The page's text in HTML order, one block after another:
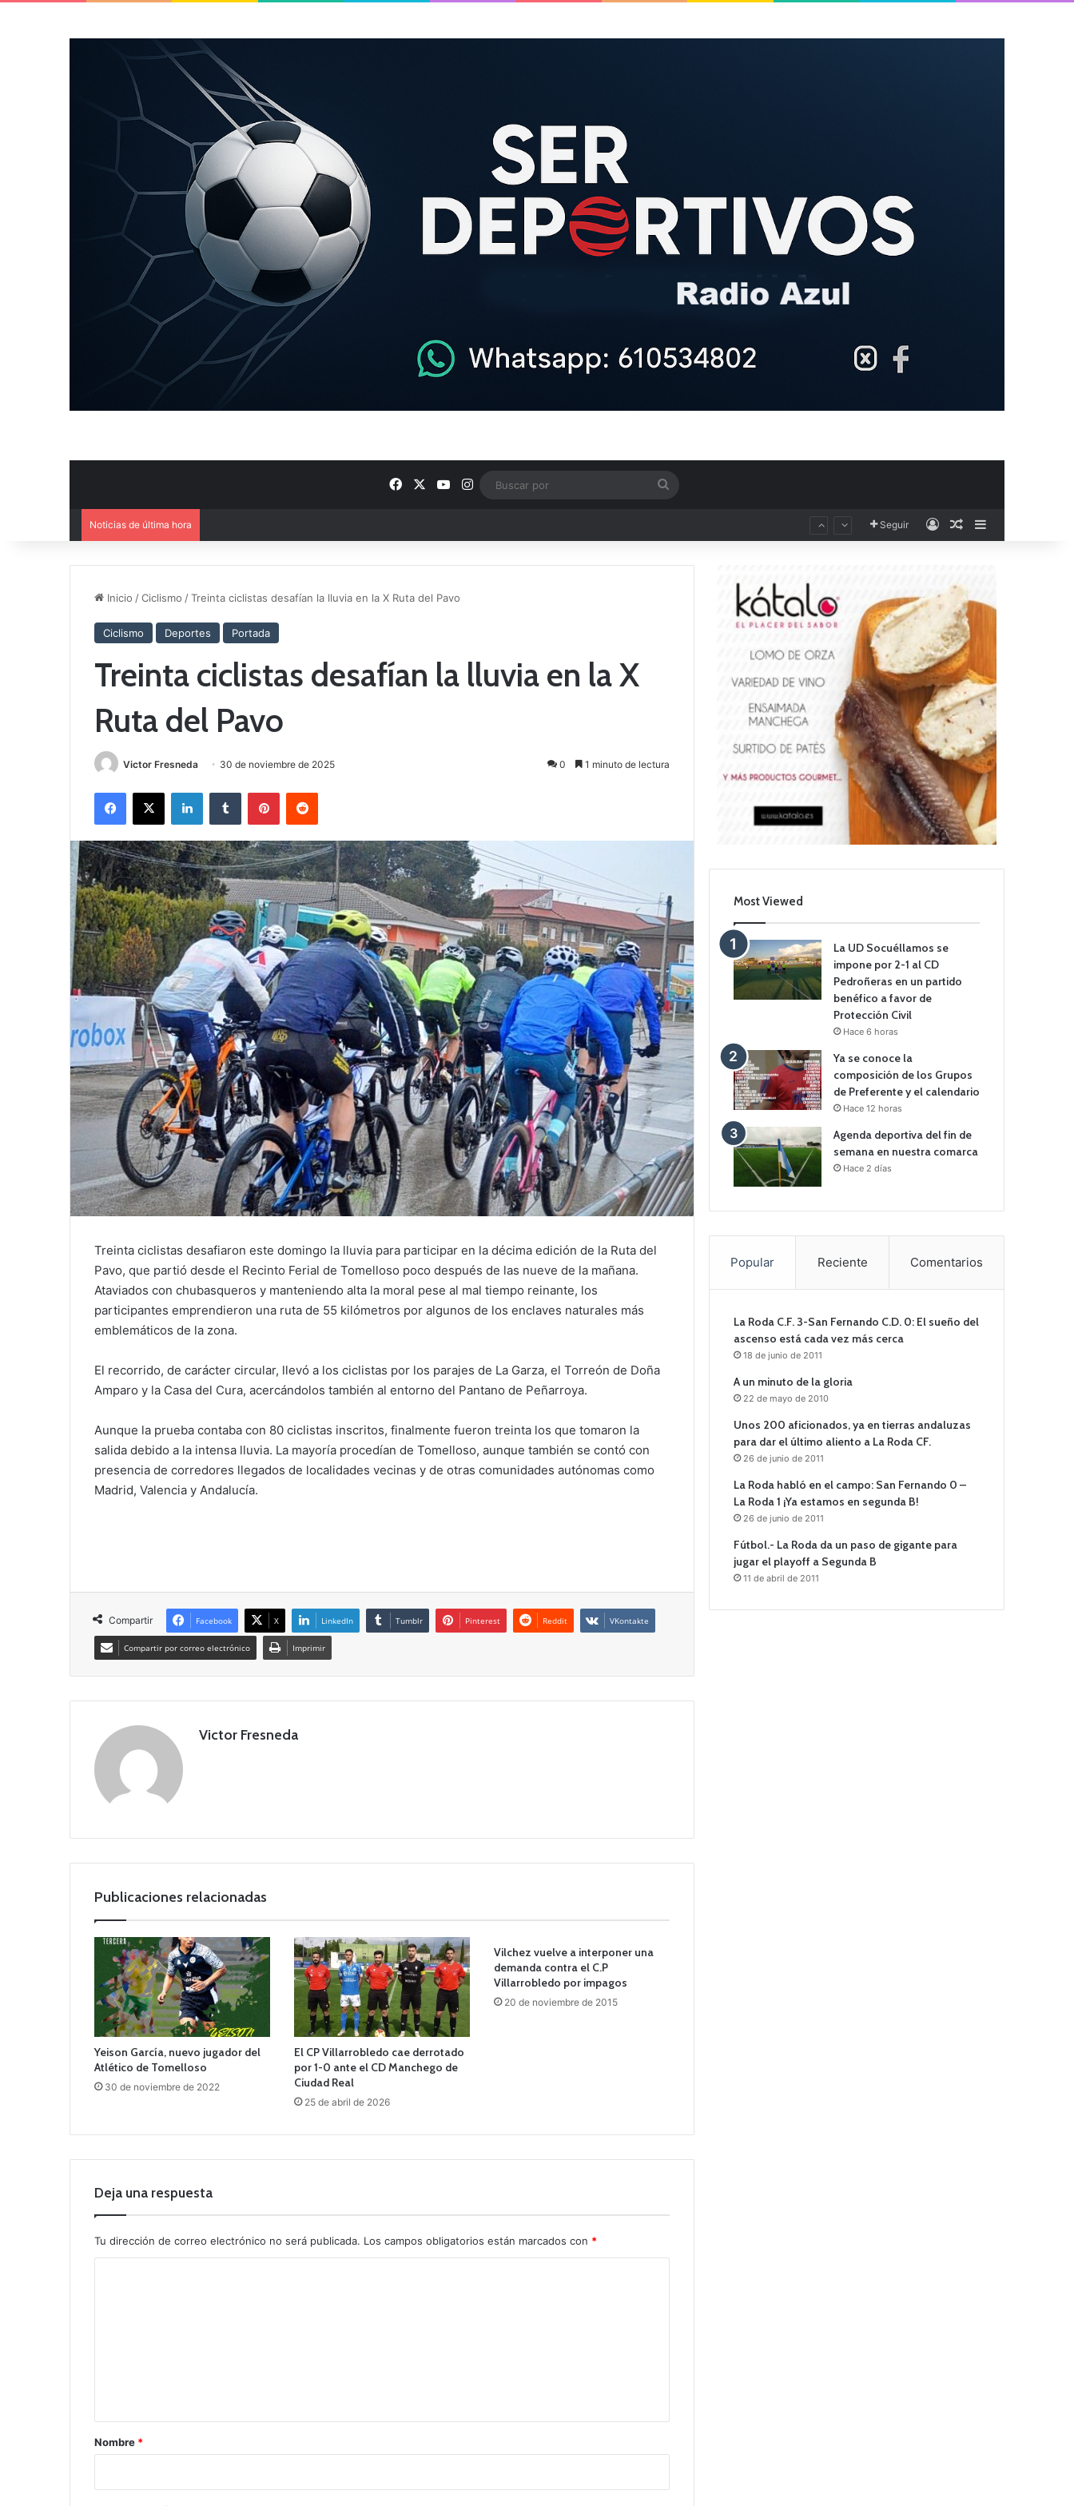
FacebookYouTube
Instagram
Noticias de última hora Seguir AccesoPublicación al
Inicio /Ciclismo /Treinta ciclistas desafían la lluvia en la X Ruta del Pavo
Ciclismo Deportes Portada
Treinta ciclistas desafían la lluvia en la X
Ruta del Pavo
Victor Fresneda 30 de noviembre de 2025 0 1 minuto de lectura
Treinta ciclistas desafiaron este domingo la lluvia para participar en la décima edición de la Ruta del
Pavo, que partió desde el Recinto Ferial de Tomelloso poco después de las nueve de la mañana.
Ataviados con chubasqueros y manteniendo alta la moral pese al mal tiempo reinante, los
participantes emprendieron una ruta de 55 kilómetros por algunos de los enclaves naturales más
emblemáticos de la zona.
El recorrido, de carácter circular, llevó a los ciclistas por los parajes de La Garza, el Torreón de Doña
Amparo y la Casa del Cura, acercándolos también al entorno del Pantano de Peñarroya.
Aunque la prueba contaba con 80 ciclistas inscritos, finalmente fueron treinta los que tomaron la
salida debido a la intensa lluvia. La mayoría procedían de Tomelloso, aunque también se contó con
presencia de corredores llegados de localidades vecinas y de otras comunidades autónomas como
Madrid, Valencia y Andalucía.
Compartir Facebook X LinkedIn Tumblr Pinterest Reddit VKontakte
Compartir por correo electrónico Imprimir
Victor Fresneda
Publicaciones relacionadas
Yeison García, nuevo jugador del
Atlético de Tomelloso
30 de noviembre de 2022
El CP Villarrobledo cae derrotado
por 1-0 ante el CD Manchego de
Ciudad Real
25 de abril de 2026
Vilchez vuelve a interponer una
demanda contra el C.P
Villarrobledo por impagos
20 de noviembre de 2015
Deja una respuesta
Tu dirección de correo electrónico no será publicada. Los campos obligatorios están marcados con *
rNombre *
Most Viewed
La UD Socuéllamos se
impone por 2-1 al CD
Pedroñeras en un partido
benéfico a favor de
Protección Civil
Hace 6 horas
Ya se conoce la
composición de los Grupos
de Preferente y el calendario
Hace 12 horas
Agenda deportiva del fin de
semana en nuestra comarca
Hace 2 días
Popular Reciente Comentarios
La Roda C.F. 3-San Fernando C.D. 0: El sueño del
ascenso está cada vez más cerca
18 de junio de 2011
A un minuto de la gloria
22 de mayo de 2010
Unos 200 aficionados, ya en tierras andaluzas
para dar el último aliento a La Roda CF.
26 de junio de 2011
La Roda habló en el campo: San Fernando 0 –
La Roda 1 ¡Ya estamos en segunda B!
26 de junio de 2011
Fútbol.- La Roda da un paso de gigante para
jugar el playoff a Segunda B
11 de abril de 2011